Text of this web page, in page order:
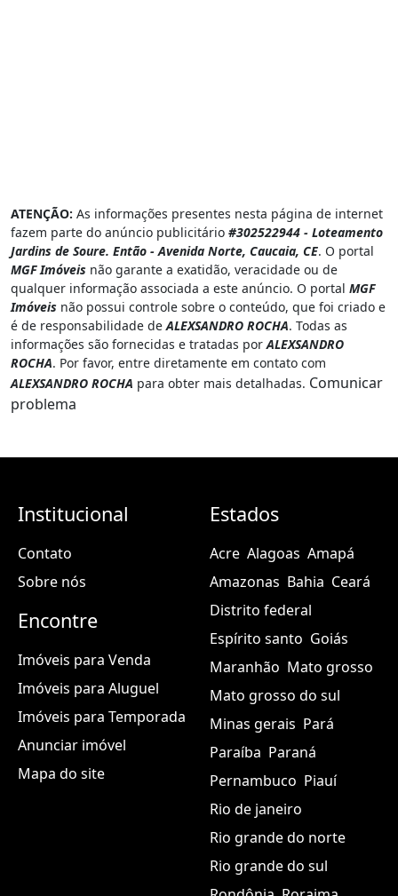
ATENÇÃO: As informações presentes nesta página de internet
fazem parte do anúncio publicitário #302522944 - Loteamento
Jardins de Soure. Então - Avenida Norte, Caucaia, CE. O portal
MGF Imóveis não garante a exatidão, veracidade ou de
qualquer informação associada a este anúncio. O portal MGF
Imóveis não possui controle sobre o conteúdo, que foi criado e
é de responsabilidade de ALEXSANDRO ROCHA. Todas as
informações são fornecidas e tratadas por ALEXSANDRO
ROCHA. Por favor, entre diretamente em contato com
ALEXSANDRO ROCHA para obter mais detalhadas. Comunicar
problema
Institucional
Contato
Sobre nós
Encontre
Imóveis para Venda
Imóveis para Aluguel
Imóveis para Temporada
Anunciar imóvel
Mapa do site
Estados
Acre Alagoas Amapá
Amazonas Bahia Ceará
Distrito federal
Espírito santo Goiás
Maranhão Mato grosso
Mato grosso do sul
Minas gerais Pará
Paraíba Paraná
Pernambuco Piauí
Rio de janeiro
Rio grande do norte
Rio grande do sul